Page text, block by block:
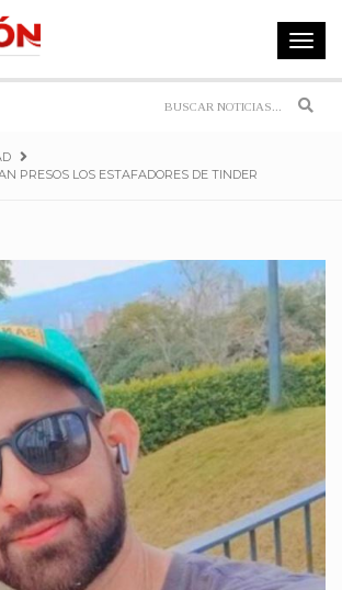
Toggle
PRESOS LOS ESTAFADORES DE TINDER